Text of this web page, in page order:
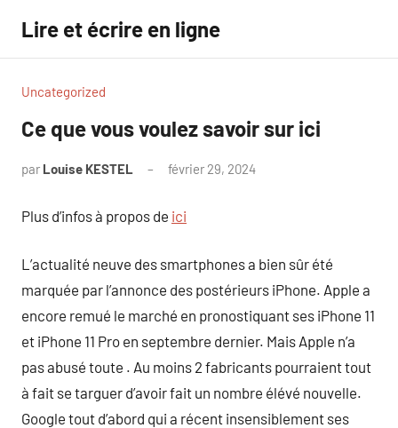
contenu
Lire et écrire en ligne
Uncategorized
Ce que vous voulez savoir sur ici
par Louise KESTEL février 29, 2024
Plus d’infos à propos de ici
L’actualité neuve des smartphones a bien sûr été
marquée par l’annonce des postérieurs iPhone. Apple a
encore remué le marché en pronostiquant ses iPhone 11
et iPhone 11 Pro en septembre dernier. Mais Apple n’a
pas abusé toute . Au moins 2 fabricants pourraient tout
à fait se targuer d’avoir fait un nombre élévé nouvelle.
Google tout d’abord qui a récent insensiblement ses